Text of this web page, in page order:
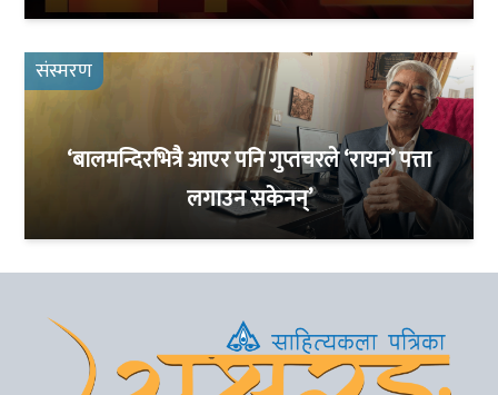
संस्मरण
‘बालमन्दिरभित्रै आएर पनि गुप्तचरले ‘रायन’ पत्ता
लगाउन सकेनन्’